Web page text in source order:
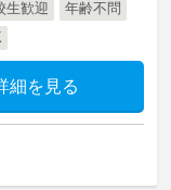
生歓迎
年齢不問
細を見る